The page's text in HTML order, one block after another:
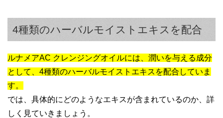
で、毎日のケアには欠かせないアイテムで
す。
4種類のハーバルモイストエキスを配合
ルナメアAC クレンジングオイルには、潤いを与える成分
として、4種類のハーバルモイストエキスを配合していま
す。
では、具体的にどのようなエキスが含まれているのか、詳
しく見ていきましょう。